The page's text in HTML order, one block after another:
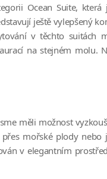
Ocean Suite,
ještě vylepšený
v těchto suitách
na stejném molu.
měli možnost
mořské plody nebo
v elegantním